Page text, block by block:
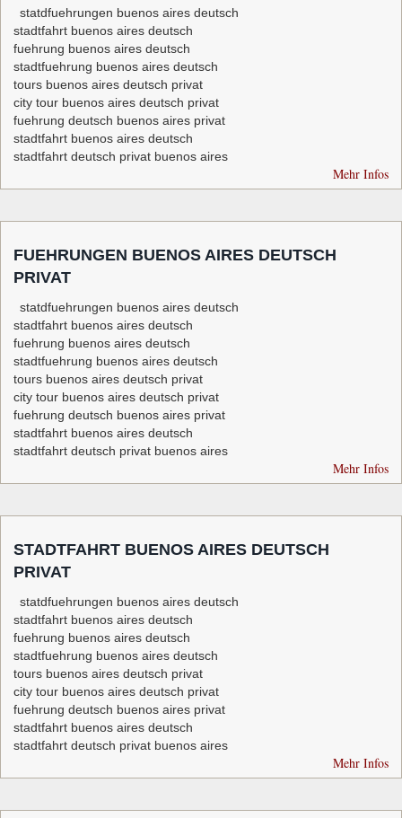
statdfuehrungen buenos aires deutsch
stadtfahrt buenos aires deutsch
fuehrung buenos aires deutsch
stadtfuehrung buenos aires deutsch
tours buenos aires deutsch privat
city tour buenos aires deutsch privat
fuehrung deutsch buenos aires privat
stadtfahrt buenos aires deutsch
stadtfahrt deutsch privat buenos aires
Mehr Infos
FUEHRUNGEN BUENOS AIRES DEUTSCH
PRIVAT
statdfuehrungen buenos aires deutsch
stadtfahrt buenos aires deutsch
fuehrung buenos aires deutsch
stadtfuehrung buenos aires deutsch
tours buenos aires deutsch privat
city tour buenos aires deutsch privat
fuehrung deutsch buenos aires privat
stadtfahrt buenos aires deutsch
stadtfahrt deutsch privat buenos aires
Mehr Infos
STADTFAHRT BUENOS AIRES DEUTSCH
PRIVAT
statdfuehrungen buenos aires deutsch
stadtfahrt buenos aires deutsch
fuehrung buenos aires deutsch
stadtfuehrung buenos aires deutsch
tours buenos aires deutsch privat
city tour buenos aires deutsch privat
fuehrung deutsch buenos aires privat
stadtfahrt buenos aires deutsch
stadtfahrt deutsch privat buenos aires
Mehr Infos